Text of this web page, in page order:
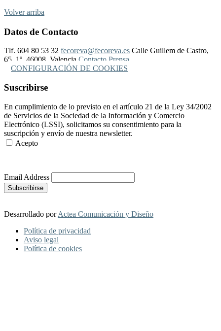
Volver arriba
Datos de Contacto
Tlf. 604 80 53 32 fecoreva@fecoreva.es Calle Guillem de Castro,
65, 1º, 46008, Valencia Contacto Prensa
CONFIGURACIÓN DE COOKIES
Suscribirse
En cumplimiento de lo previsto en el artículo 21 de la Ley 34/2002
de Servicios de la Sociedad de la Información y Comercio
Electrónico (LSSI), solicitamos su consentimiento para la
suscripción y envío de nuestra newsletter.
Acepto
Email Address
Desarrollado porActea Comunicación y Diseño
Política de privacidad
Aviso legal
Política de cookies